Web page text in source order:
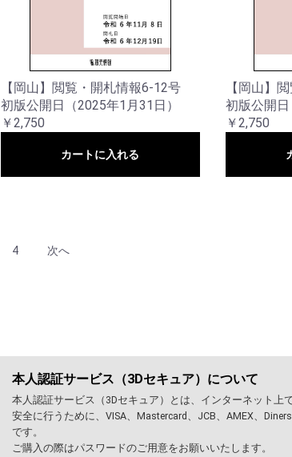
【岡山】閲覧・開札情報6-12号
初版公開日（2025年1月31日）
￥2,750
カートに入れる
【岡山】
初版公開日
￥2,750
4 次へ
本人認証サービス（3Dセキュア）について
本人認証サービス（3Dセキュア）とは、インターネット上
安全に行うために、VISA、Mastercard、JCB、AMEX、
です。
ご購入の際はパスワードのご用意をお願いいたします。